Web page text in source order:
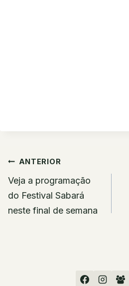
Navegação
de
Post
ANTERIOR
Veja a programação
do Festival Sabará
neste final de semana